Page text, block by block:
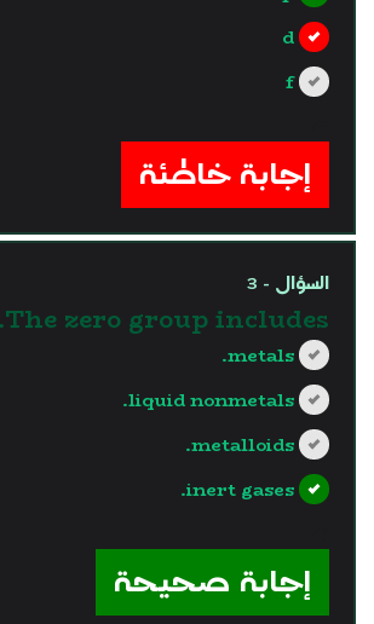
d
f
إجابة خاطئة
السؤال - 3
The zero group includes.......
metals.
liquid nonmetals.
metalloids.
inert gases.
إجابة صحيحة